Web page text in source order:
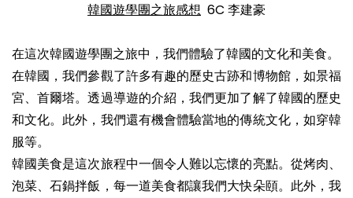
韓國遊學團之旅感想 6C 李建豪
在這次韓國遊學團之旅中，我們體驗了韓國的文化和美食。
在韓國，我們參觀了許多有趣的歷史古跡和博物館，如景福
宮、首爾塔。透過導遊的介紹，我們更加了解了韓國的歷史
和文化。此外，我們還有機會體驗當地的傳統文化，如穿韓
服等。
韓國美食是這次旅程中一個令人難以忘懷的亮點。從烤肉、
泡菜、石鍋拌飯，每一道美食都讓我們大快朵頤。此外，我